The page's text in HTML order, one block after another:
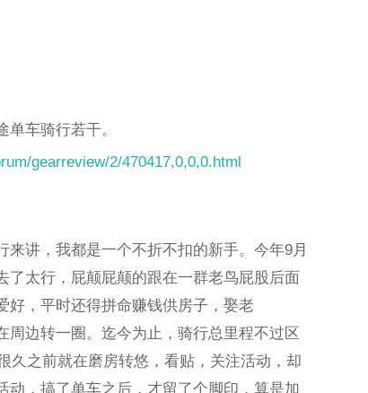
车骑行若干。
gearreview/2/470417,0,0,0.html
讲，我都是一个不折不扣的新手。今年9月
太行，屁颠屁颠的跟在一群老鸟屁股后面
好，平时还得拼命赚钱供房子，娶老
边转一圈。迄今为止，骑行总里程不过区
久之前就在磨房转悠，看贴，关注活动，却
，搞了单车之后，才留了个脚印，算是加